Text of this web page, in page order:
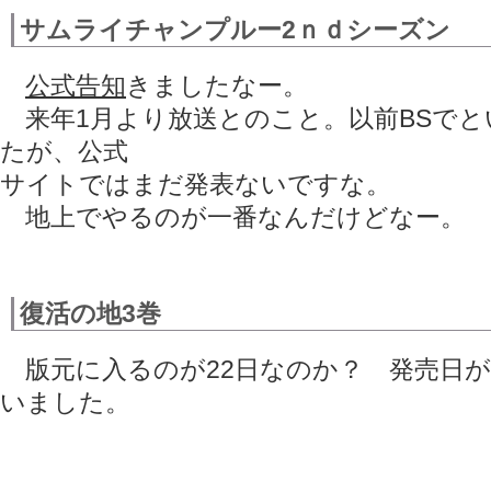
サムライチャンプルー2ｎｄシーズン
公式告知きましたなー。
来年1月より放送とのこと。以前BSで
たが、公式
サイトではまだ発表ないですな。
地上でやるのが一番なんだけどなー。
復活の地3巻
版元に入るのが22日なのか？ 発売日が
いました。